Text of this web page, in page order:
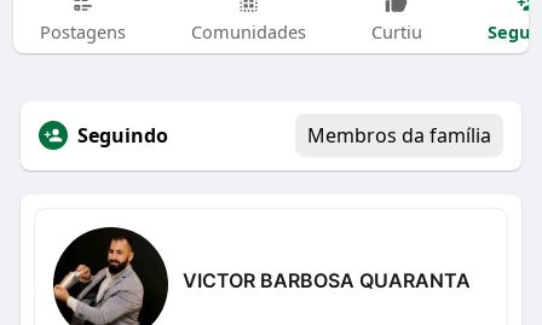
Postagens Comunidades Curtiu
Seguindo Membros da família
VICTOR BARBOSA QUARANTA